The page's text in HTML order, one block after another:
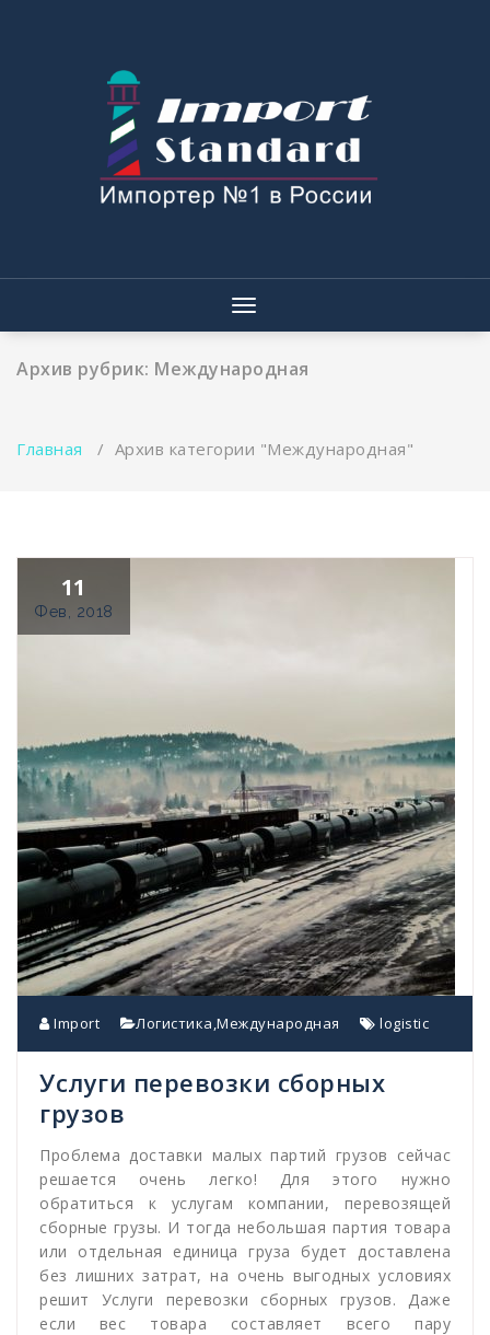
Показать/
Скрыть
Архив рубрик: Международная
Главная / Архив категории "Международная"
11
Фев, 2018
Import Логистика,Международная logistic
Услуги перевозки сборных
грузов
Проблема доставки малых партий грузов сейчас
решается очень легко! Для этого нужно
обратиться к услугам компании, перевозящей
сборные грузы. И тогда небольшая партия товара
или отдельная единица груза будет доставлена
без лишних затрат, на очень выгодных условиях
решит Услуги перевозки сборных грузов. Даже
если вес товара составляет всего пару